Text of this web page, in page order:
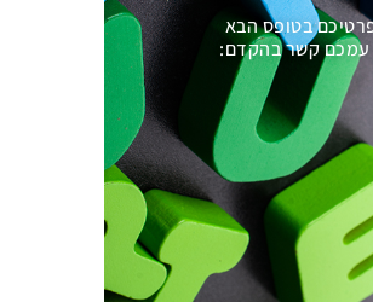
בטופס הבא
עמכם קשר בהקדם: